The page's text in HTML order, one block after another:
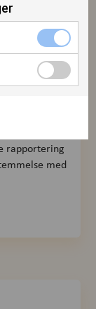
kun om
af
meget i
til den
Her kan
moms,
rapportering
med